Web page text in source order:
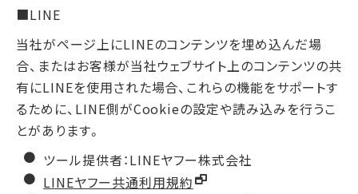
■LINE
当社がページ上にLINEのコンテンツを埋め込んだ場
合、またはお客様が当社ウェブサイト上のコンテンツの共
有にLINEを使用された場合、これらの機能をサポートす
るために、LINE側がCookieの設定や読み込みを行うこ
とがあります。
ツール提供者：LINEヤフー株式会社
LINEヤフー共通利用規約